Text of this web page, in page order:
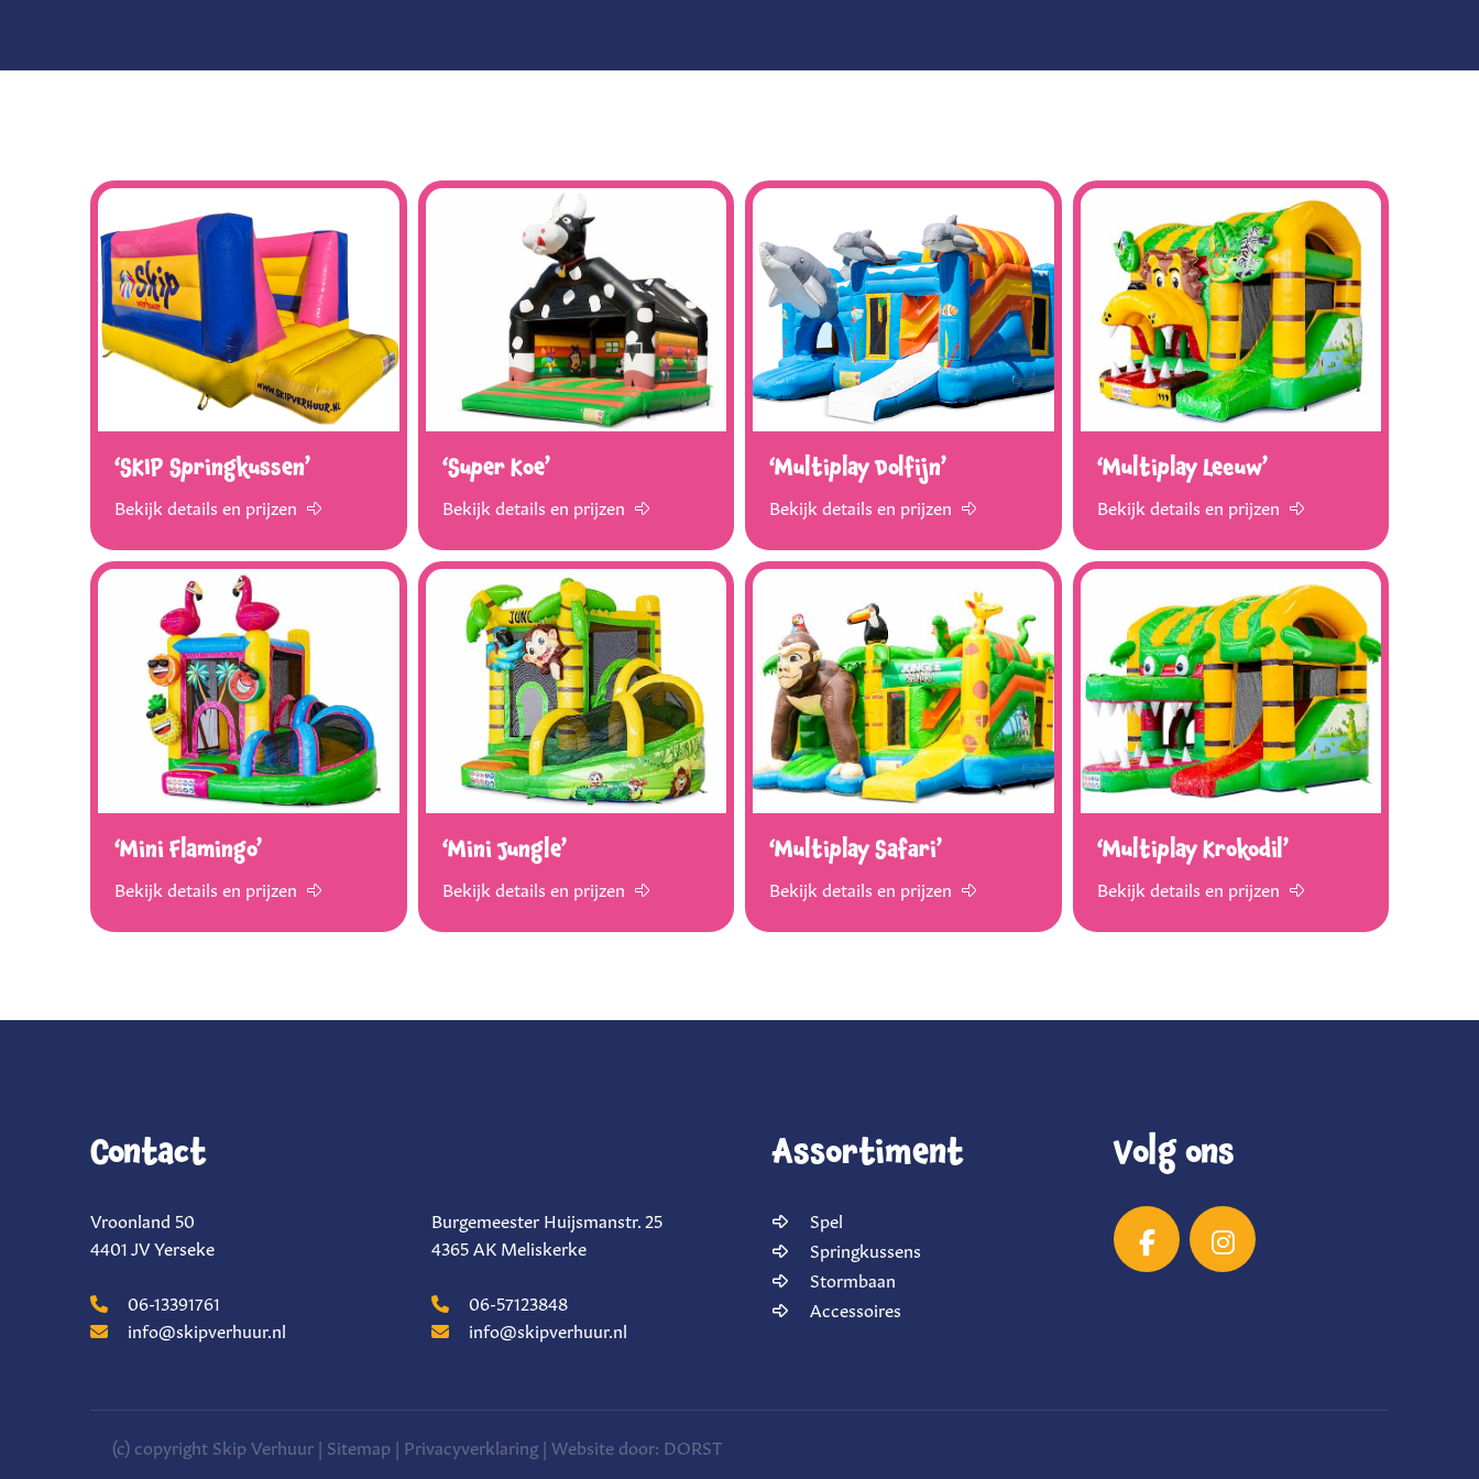
‘SKIP Springkussen’
Bekijk details en prijzen
‘Super Koe’
Bekijk details en prijzen
‘Multiplay Dolfijn’
Bekijk details en prijzen
‘Multiplay Leeuw’
Bekijk details en prijzen
‘Mini Flamingo’
Bekijk details en prijzen
‘Mini Jungle’
Bekijk details en prijzen
‘Multiplay Safari’
Bekijk details en prijzen
‘Multiplay Krokodil’
Bekijk details en prijzen
Contact
Vroonland 50
4401 JV Yerseke
06-13391761
info@skipverhuur.nl
Burgemeester Huijsmanstr. 25
4365 AK Meliskerke
06-57123848
info@skipverhuur.nl
Assortiment
Spel
Springkussens
Stormbaan
Accessoires
Volg ons
(c) copyright Skip Verhuur | Sitemap | Privacyverklaring | Website door: DORST